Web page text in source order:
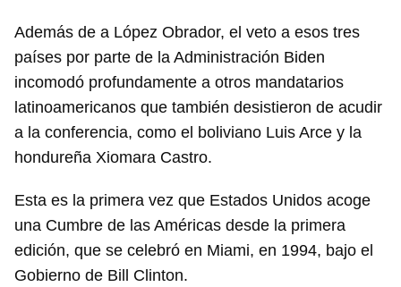
Además de a López Obrador, el veto a esos tres
países por parte de la Administración Biden
incomodó profundamente a otros mandatarios
latinoamericanos que también desistieron de acudir
a la conferencia, como el boliviano Luis Arce y la
hondureña Xiomara Castro.
Esta es la primera vez que Estados Unidos acoge
una Cumbre de las Américas desde la primera
edición, que se celebró en Miami, en 1994, bajo el
Gobierno de Bill Clinton.